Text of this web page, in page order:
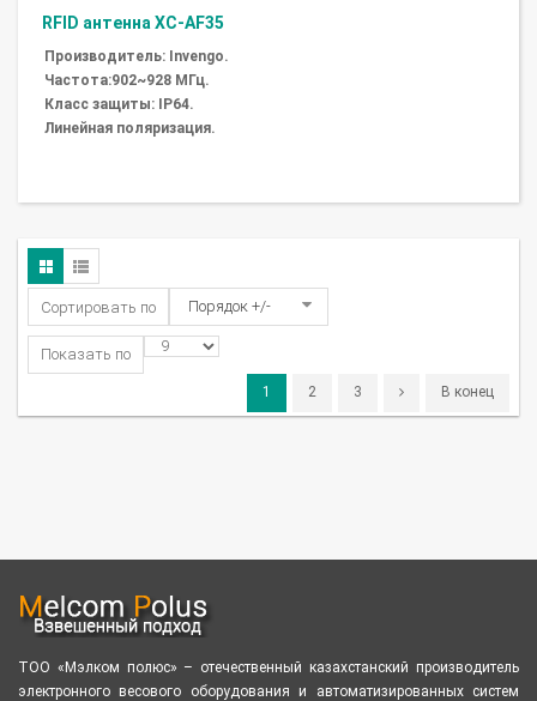
RFID антенна XC-AF35
Производитель: Invengo.
Частота:902~928 МГц.
Класс защиты: IP64.
Линейная поляризация.
Сортировать по Порядок +/-
Показать по
1 2 3 В конец
ТОО «Мэлком полюс» – отечественный казахстанский производитель
электронного весового оборудования и автоматизированных систем